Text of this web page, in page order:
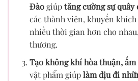
Đàogiúptăng cường sự quây
các thành viên, khuyến
nhiều thời gian hơn cho
thương.
Tạo không khí hòa thuận, ấm
vật phẩm giúplàm dịu đi